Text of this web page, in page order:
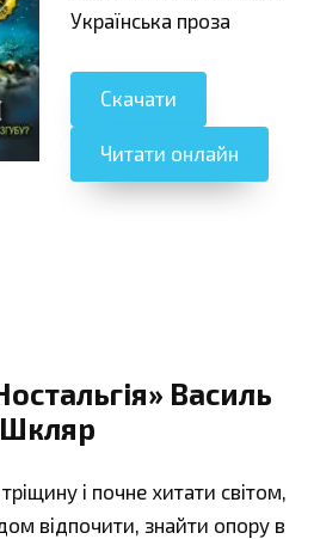
Українська проза
Скачати
Читати онлайн
Василь
Шкляр
і почне хитати світом,
відпочити, знайти опору в